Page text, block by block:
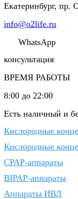
Екатеринбург, пр.
info@o2life.ru
WhatsApp
консультация
ВРЕМЯ РАБОТЫ
8:00 до 22:00
Есть наличный и
Кислородные
Кислородные
CPAP-аппараты
BIPAP-аппараты
Аппараты ИВЛ